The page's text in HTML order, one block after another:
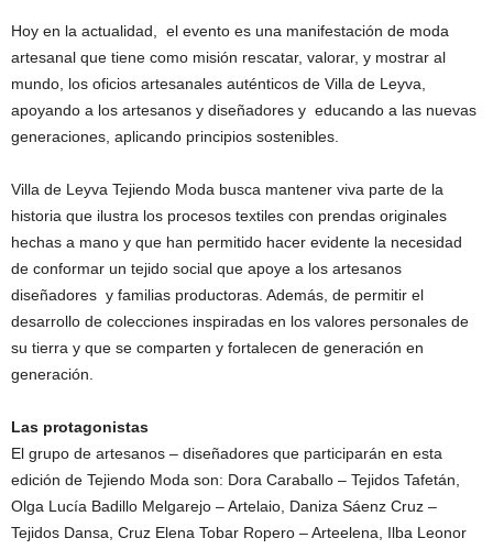
Hoy en la actualidad, el evento es una manifestación de moda
artesanal que tiene como misión rescatar, valorar, y mostrar al
mundo, los oficios artesanales auténticos de Villa de Leyva,
apoyando a los artesanos y diseñadores y educando a las nuevas
generaciones, aplicando principios sostenibles.
Villa de Leyva Tejiendo Moda busca mantener viva parte de la
historia que ilustra los procesos textiles con prendas originales
hechas a mano y que han permitido hacer evidente la necesidad
de conformar un tejido social que apoye a los artesanos
diseñadores y familias productoras. Además, de permitir el
desarrollo de colecciones inspiradas en los valores personales de
su tierra y que se comparten y fortalecen de generación en
generación.
Las protagonistas
El grupo de artesanos – diseñadores que participarán en esta
edición de Tejiendo Moda son: Dora Caraballo – Tejidos Tafetán,
Olga Lucía Badillo Melgarejo – Artelaio, Daniza Sáenz Cruz –
Tejidos Dansa, Cruz Elena Tobar Ropero – Arteelena, Ilba Leonor